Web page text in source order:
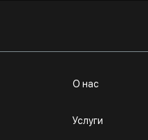
О нас
Услуги